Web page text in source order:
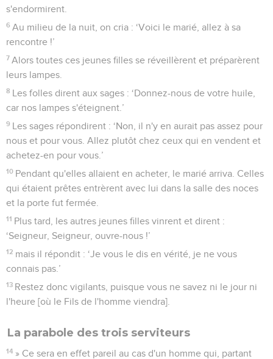
s'endormirent.
6 Au milieu de la nuit, on cria : ‘Voici le marié, allez à sa
rencontre !’
7 Alors toutes ces jeunes filles se réveillèrent et préparèrent
leurs lampes.
8 Les folles dirent aux sages : ‘Donnez-nous de votre huile,
car nos lampes s'éteignent.’
9 Les sages répondirent : ‘Non, il n'y en aurait pas assez pour
nous et pour vous. Allez plutôt chez ceux qui en vendent et
achetez-en pour vous.’
10 Pendant qu'elles allaient en acheter, le marié arriva. Celles
qui étaient prêtes entrèrent avec lui dans la salle des noces
et la porte fut fermée.
11 Plus tard, les autres jeunes filles vinrent et dirent :
‘Seigneur, Seigneur, ouvre-nous !’
12 mais il répondit : ‘Je vous le dis en vérité, je ne vous
connais pas.’
13 Restez donc vigilants, puisque vous ne savez ni le jour ni
l'heure [où le Fils de l'homme viendra].
La parabole des trois serviteurs
14 » Ce sera en effet pareil au cas d'un homme qui, partant